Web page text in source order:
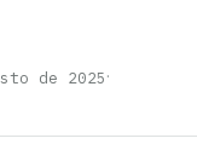
de 2025·